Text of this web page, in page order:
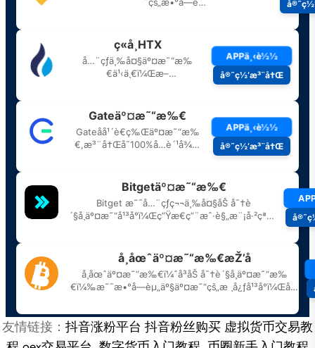
友情链接： 抖音涨粉平台 抖音粉丝购买虚拟货币交易教